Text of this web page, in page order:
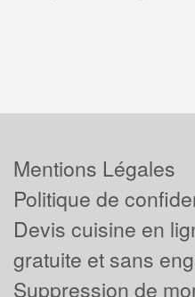
Mentions Légales
Politique de
Devis cuisine en
gratuite et sans
Suppression de